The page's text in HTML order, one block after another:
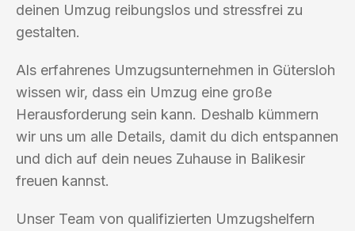
deinen Umzug reibungslos und stressfrei zu
gestalten.
Als erfahrenes Umzugsunternehmen in Gütersloh
wissen wir, dass ein Umzug eine große
Herausforderung sein kann. Deshalb kümmern
wir uns um alle Details, damit du dich entspannen
und dich auf dein neues Zuhause in Balikesir
freuen kannst.
Unser Team von qualifizierten Umzugshelfern